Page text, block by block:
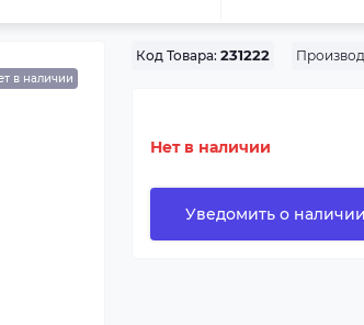
в наличии
Код Товара: 231222
Нет в наличии
Уведомить о